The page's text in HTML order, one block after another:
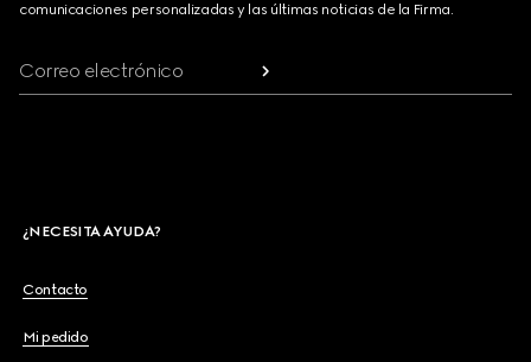
comunicaciones personalizadas y las últimas noticias de la Firma.
Correo electrónico
¿NECESITA AYUDA?
Contacto
Mi pedido